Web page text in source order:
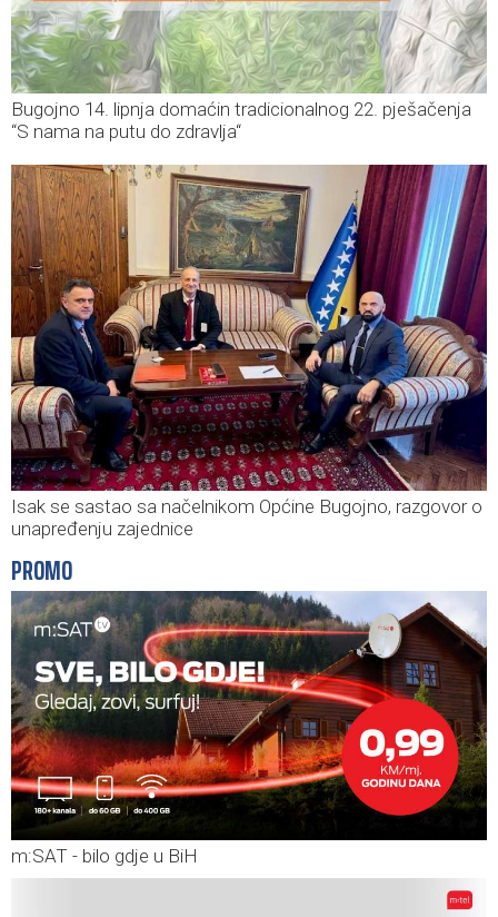
Bugojno 14. lipnja domaćin tradicionalnog 22. pješačenja
“S nama na putu do zdravlja“
Isak se sastao sa načelnikom Općine Bugojno, razgovor o
unapređenju zajednice
PROMO
m:SAT - bilo gdje u BiH